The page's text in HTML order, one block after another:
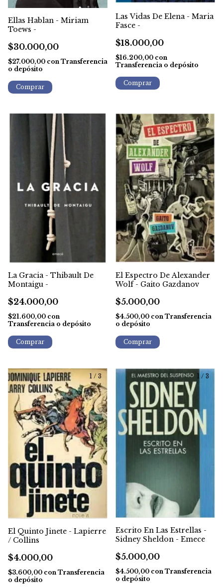
Ellas Hablan - Miriam
Toews -
$30.000,00
$27.000,00 con Transferencia
o depósito
Las Vidas De Elena - Maria
Fasce -
$18.000,00
$16.200,00 con
Transferencia o depósito
La Gracia - Thibault De
Montaigu -
$24.000,00
$21.600,00 con
Transferencia o depósito
1 /3
El Espectro De Alexander
Wolf - Gaito Gazdanov
$5.000,00
$4.500,00 con Transferencia
o depósito
1 / 3
El Quinto Jinete - Lapierre
/ Collins
$4.000,00
$3.600,00 con Transferencia
o depósito
1 / 3
Escrito En Las Estrellas -
Sidney Sheldon - Emece
$5.000,00
$4.500,00 con Transferencia
o depósito